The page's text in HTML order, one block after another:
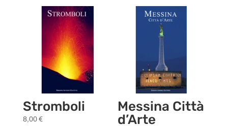
Stromboli
8,00 €
Messina Città
d’Arte